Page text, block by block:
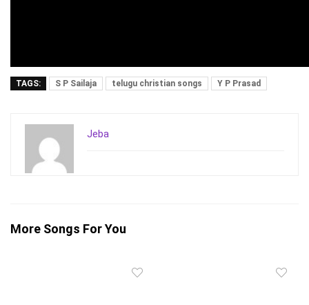
TAGS: S P Sailaja telugu christian songs Y P Prasad
Jeba
More Songs For You